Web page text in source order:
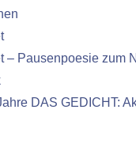
– Pausenpoesie zum
DAS GEDICHT: